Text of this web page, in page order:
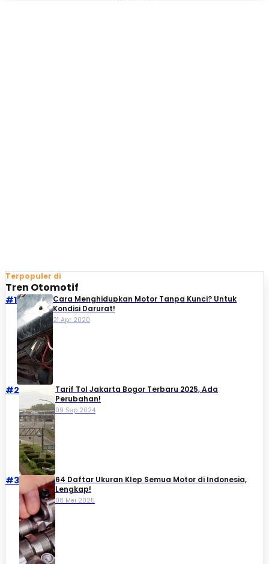
Terpopuler di
Tren Otomotif
#1
Cara Menghidupkan Motor Tanpa Kunci? Untuk
Kondisi Darurat!
21 Apr 2020
#2
Tarif Tol Jakarta Bogor Terbaru 2025, Ada
Perubahan!
09 Sep 2024
#3
64 Daftar Ukuran Klep Semua Motor di Indonesia,
Lengkap!
08 Mei 2025